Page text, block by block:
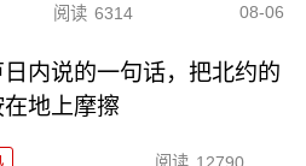
阅读 6314 08-06
日内说的一句话，把北约的
在地上摩擦